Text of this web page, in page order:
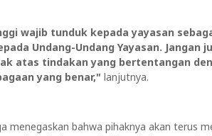
wajib tunduk kepada yayasan
Undang-Undang Yayasan. Jangan
atas tindakan yang bertentangan
yang benar," lanjutnya.
menegaskan bahwa pihaknya akan terus